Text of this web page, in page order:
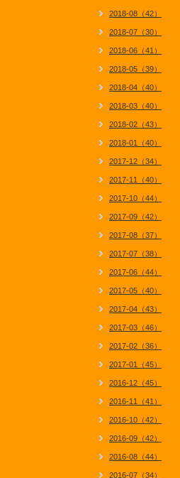
2018-08（42）
2018-07（30）
2018-06（41）
2018-05（39）
2018-04（40）
2018-03（40）
2018-02（43）
2018-01（40）
2017-12（34）
2017-11（40）
2017-10（44）
2017-09（42）
2017-08（37）
2017-07（38）
2017-06（44）
2017-05（40）
2017-04（43）
2017-03（46）
2017-02（36）
2017-01（45）
2016-12（45）
2016-11（41）
2016-10（42）
2016-09（42）
2016-08（44）
2016-07（34）